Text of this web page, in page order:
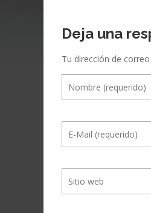
Deja una
Tu dirección de